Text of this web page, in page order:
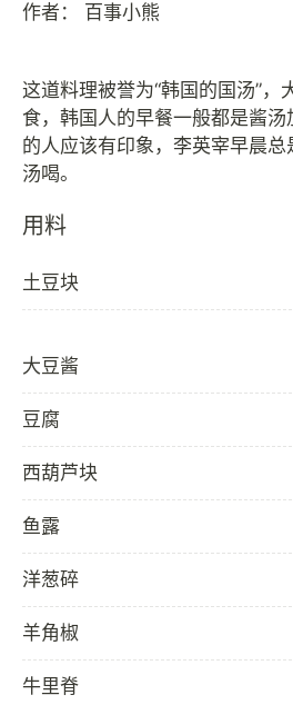
作者： 百事小熊
这道料理被誉为“韩国的国汤”，
食，韩国人的早餐一般都是酱
的人应该有印象，李英宰早晨
用料
土豆块
大豆酱
豆腐
西葫芦块
鱼露
洋葱碎
羊角椒
牛里脊